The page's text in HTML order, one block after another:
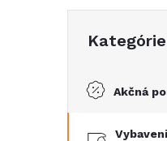
č
kategórie
Kategórie
Akčná